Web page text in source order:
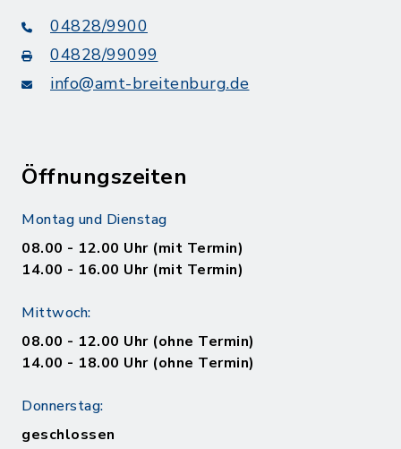
04828/9900
04828/99099
info@amt-breitenburg.de
Öffnungszeiten
Montag und Dienstag
08.00 - 12.00 Uhr (mit Termin)
14.00 - 16.00 Uhr (mit Termin)
Mittwoch:
08.00 - 12.00 Uhr (ohne Termin)
14.00 - 18.00 Uhr (ohne Termin)
Donnerstag:
geschlossen